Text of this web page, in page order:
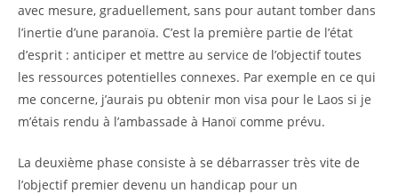
avec mesure, graduellement, sans pour autant tomber dans
l’inertie d’une paranoïa. C’est la première partie de l’état
d’esprit : anticiper et mettre au service de l’objectif toutes
les ressources potentielles connexes. Par exemple en ce qui
me concerne, j’aurais pu obtenir mon visa pour le Laos si je
m’étais rendu à l’ambassade à Hanoï comme prévu.
La deuxième phase consiste à se débarrasser très vite de
l’objectif premier devenu un handicap pour un